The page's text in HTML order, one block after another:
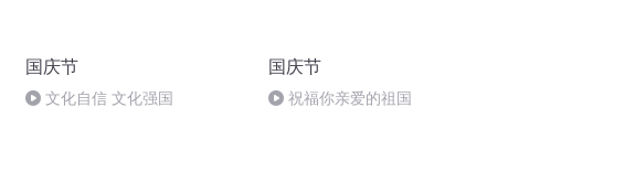
国庆节
文化自信 文化强国
国庆节
祝福你亲爱的祖国